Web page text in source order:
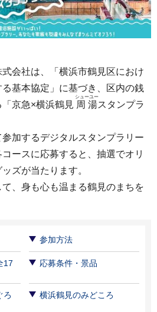
会社は、「横浜市鶴見区におけ
基本協定」に基づき、区内の銭
京急×横浜鶴見 周湯
シューユー
スタンプラ
加するデジタルスタンプラリー
ースに応募すると、抽選でオリ
ズが当たります。
、身も心も温まる鶴見のまちを
参加方法
17
応募条件・景品
ろ
横浜鶴見のみどころ